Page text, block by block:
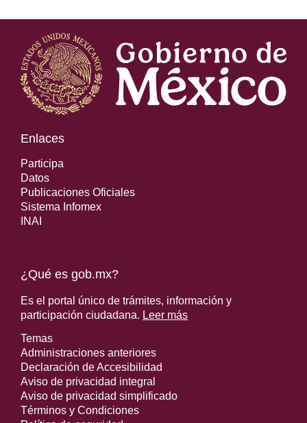
Enlaces
Participa
Datos
Publicaciones Oficiales
Sistema Infomex
INAI
¿Qué es gob.mx?
Es el portal único de trámites, información y
participación ciudadana. Leer más
Temas
Administraciones anteriores
Declaración de Accesibilidad
Aviso de privacidad integral
Aviso de privacidad simplificado
Términos y Condiciones